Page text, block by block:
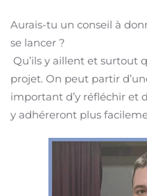
Aurais-tu un conseil à
se lancer ?
Qu’ils y aillent et surtout
projet. On peut partir
important d’y réfléchir et
y adhéreront plus